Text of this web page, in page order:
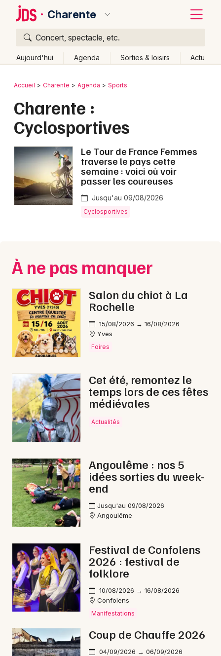
Charente
Concert, spectacle, etc.
Aujourd'hui Agenda Sorties & loisirs Actu
Publier un événement
Grands événements
Activité & Expérience
Manifestations
Concerts
Sports
Soirées
Sorties famille
Expos
Sorties & loisirs
Cyclosportives en Poitou-Charente
Cyclosportives en Nouvelle-Aquitaine
Newsletter des sorties
Artistes en tournée
Magazine en Charente
Bordeaux
Colmar
Lille
Lyon
Marseille
Mulhouse
Nice
Strasbourg
Toulouse
Toutes les villes
Retour
Accueil Charente Agenda Sports
Charente :
Cyclosportives
Le Tour de France Femmes
traverse le pays cette
semaine : voici où voir
passer les coureuses
Jusqu'au 09/08/2026
Cyclosportives
À ne pas manquer
Salon du chiot à La
Rochelle
15/08/2026 → 16/08/2026
Yves
Foires
Cet été, remontez le
temps lors de ces fêtes
médiévales
Actualités
Angoulême : nos 5
idées sorties du week-
end
Jusqu'au 09/08/2026
Angoulême
Festival de Confolens
2026 : festival de
folklore
10/08/2026 → 16/08/2026
Confolens
Manifestations
Coup de Chauffe 2026
04/09/2026 → 06/09/2026
Quoi ?
Où ?
Changer de lieu
Quand ?
Aujourd'hui
Demain